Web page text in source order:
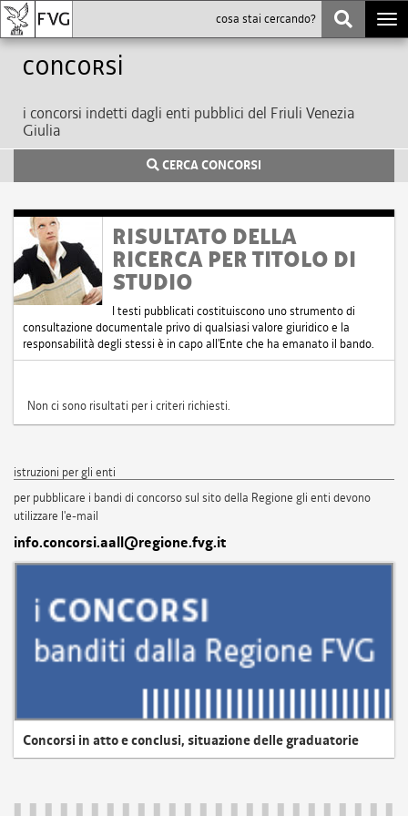
Concorsi
i concorsi indetti dagli enti pubblici del Friuli Venezia
Giulia
CERCA CONCORSI
RISULTATO DELLA
RICERCA PER TITOLO DI
STUDIO
I testi pubblicati costituiscono uno strumento di
consultazione documentale privo di qualsiasi valore giuridico e la
responsabilità degli stessi è in capo all'Ente che ha emanato il bando.
Non ci sono risultati per i criteri richiesti.
istruzioni per gli enti
per pubblicare i bandi di concorso sul sito della Regione gli enti devono
utilizzare l'e-mail
info.concorsi.aall@regione.fvg.it
Concorsi in atto e conclusi, situazione delle graduatorie